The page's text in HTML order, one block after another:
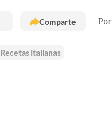
Comparte Por
Recetas italianas